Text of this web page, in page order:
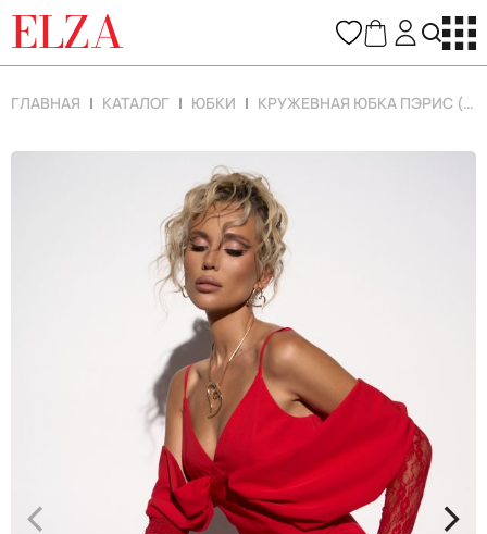
ELZA
ГЛАВНАЯ КАТАЛОГ ЮБКИ КРУЖЕВНАЯ ЮБКА ПЭРИС (КРАСНЫЙ)
< >